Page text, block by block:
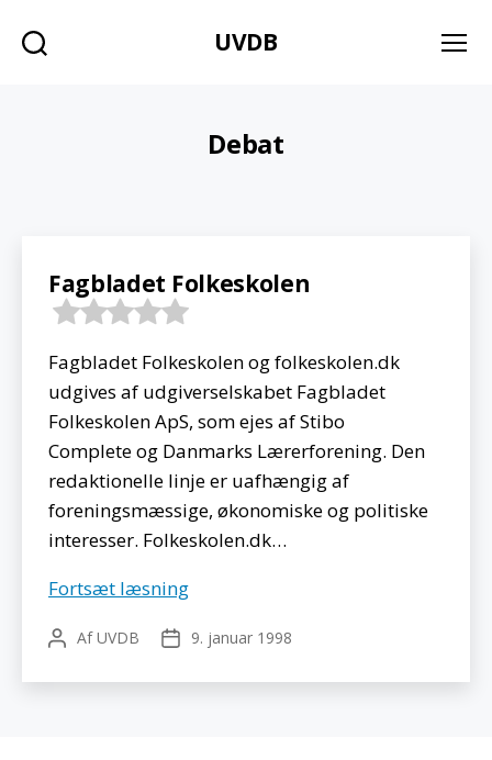
UVDB
Debat
Fagbladet Folkeskolen
Fagbladet Folkeskolen og folkeskolen.dk
udgives af udgiverselskabet Fagbladet
Folkeskolen ApS, som ejes af Stibo
Complete og Danmarks Lærerforening. Den
redaktionelle linje er uafhængig af
foreningsmæssige, økonomiske og politiske
interesser. Folkeskolen.dk…
Fortsæt læsningFagbladet
Indlægsforfatter
AfUVDB Indlægsdato
9. januar 1998